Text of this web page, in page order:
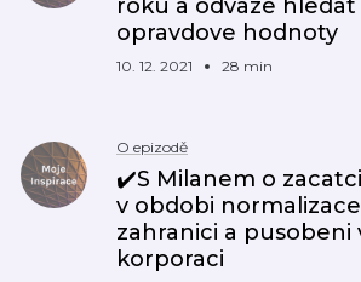
roku a odvaze hledat
opravdove hodnoty
10. 12. 2021 28 min
O epizodě
✔️S Milanem o
v obdobi
zahranici a pusobeni
korporaci